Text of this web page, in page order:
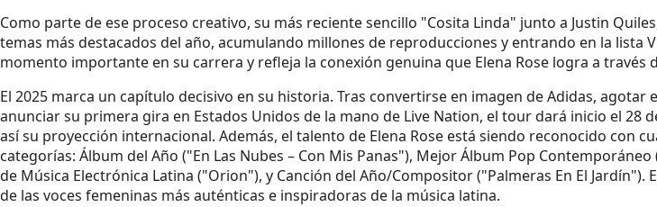
Como parte de ese proceso creativo, su más reciente sencillo "Cosita Linda" junto a Justin
temas más destacados del año, acumulando millones de reproducciones y entrando en la lista
momento importante en su carrera y refleja la conexión genuina que Elena Rose logra a través
El 2025 marca un capítulo decisivo en su historia. Tras convertirse en imagen de Adidas,
anunciar su primera gira en Estados Unidos de la mano de Live Nation, el tour dará inicio el 28
así su proyección internacional. Además, el talento de Elena Rose está siendo reconocido con
categorías: Álbum del Año ("En Las Nubes – Con Mis Panas"), Mejor Álbum Pop
de Música Electrónica Latina ("Orion"), y Canción del Año/Compositor ("Palmeras En El
de las voces femeninas más auténticas e inspiradoras de la música latina.